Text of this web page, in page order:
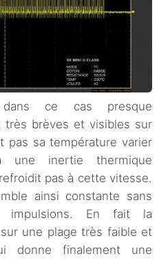
ce cas presque
très brèves et visibles sur
pas sa température varier
une inertie thermique
pas à cette vitesse.
ainsi constante sans
impulsions. En fait la
une plage très faible et
donne finalement une